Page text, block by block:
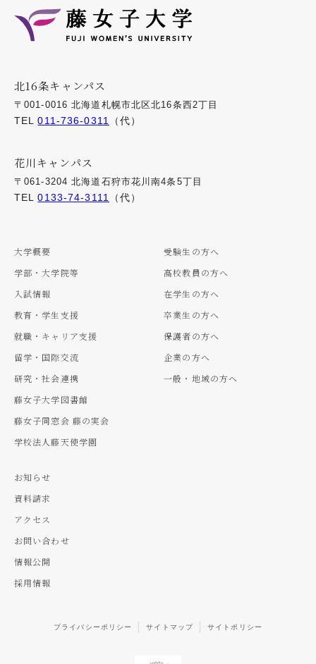
北16条キャンパス
〒001-0016 北海道札幌市北区北16条西2丁目
TEL011-736-0311 （代）
花川キャンパス
〒061-3204 北海道石狩市花川南4条5丁目
TEL0133-74-3111 （代）
大学概要
学部・大学院等
入試情報
教育・学生支援
就職・キャリア支援
留学・国際交流
研究・社会連携
藤女子大学図書館
藤女子同窓会 藤の実会
学校法人藤天使学園
受験生の方へ
高校教員の方へ
在学生の方へ
卒業生の方へ
保護者の方へ
企業の方へ
一般・地域の方へ
お知らせ
資料請求
アクセス
お問い合わせ
情報公開
採用情報
プライバシーポリシー サイトマップ サイトポリシー